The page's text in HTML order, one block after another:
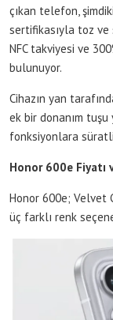
çıkan telefon,
sertifikasıyla toz ve
NFC takviyesi ve
bulunuyor.
Cihazın yan
ek bir donanım tuşu
fonksiyonlara
Honor 600e Fiyatı
Honor 600e; Velvet
üç farklı renk